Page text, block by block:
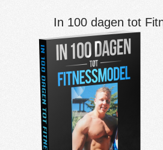
In 100 dagen tot